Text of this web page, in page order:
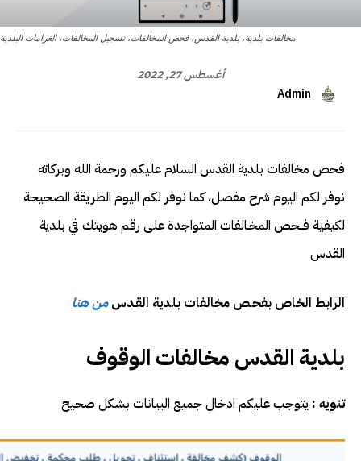
مخالفات بلدية، بلدية القدس، فحص المخالفات، تسجيل المخالفات، الغرامات البلدية
أغسطس 27, 2022
Admin
فحص مخالفات بلدية القدس السلام عليكم ورحمة الله وبركاته
نوفر لكم اليوم شرح مفصل، كما نوفر لكم اليوم الطريقة الصحيحة
لكيفية فــحص المخـالفات المتواجدة على رقم هويتك في بلدية
القدس
الرابط الخاص بفحـص مخالفات بلدية القدسمن هنا
بلدية القدس مخالفات الوقوف
تنويه : يتوجب عليكم ادخال جميع البيانات بشكل صحيح